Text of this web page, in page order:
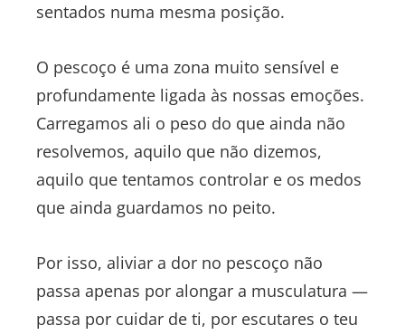
sentados numa mesma posição.
O pescoço é uma zona muito sensível e
profundamente ligada às nossas emoções.
Carregamos ali o peso do que ainda não
resolvemos, aquilo que não dizemos,
aquilo que tentamos controlar e os medos
que ainda guardamos no peito.
Por isso, aliviar a dor no pescoço não
passa apenas por alongar a musculatura —
passa por cuidar de ti, por escutares o teu